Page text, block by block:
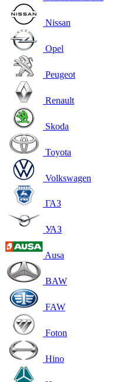
Nissan
Opel
Peugeot
Renault
Skoda
Toyota
Volkswagen
ГАЗ
УАЗ
Ausa
BAW
FAW
Foton
Hino